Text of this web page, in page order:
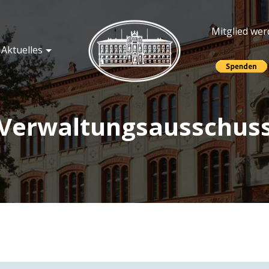
Aktuelles
Mitglied
der Universität